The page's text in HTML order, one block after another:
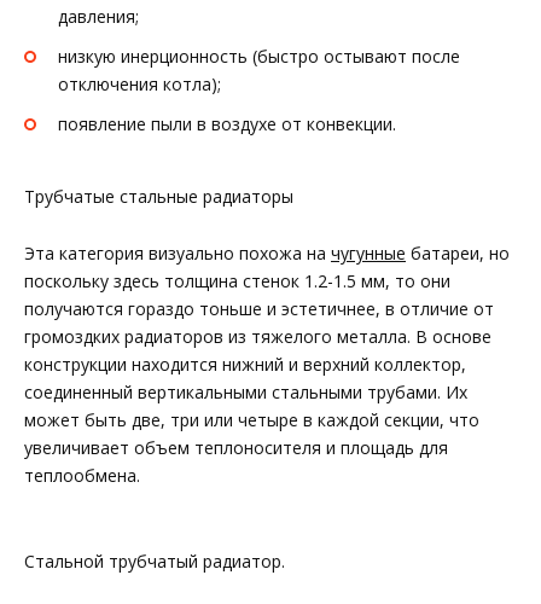
давления;
низкую инерционность (быстро остывают после
отключения котла);
появление пыли в воздухе от конвекции.
Трубчатые стальные радиаторы
Эта категория визуально похожа на чугунные батареи, но
поскольку здесь толщина стенок 1.2-1.5 мм, то они
получаются гораздо тоньше и эстетичнее, в отличие от
громоздких радиаторов из тяжелого металла. В основе
конструкции находится нижний и верхний коллектор,
соединенный вертикальными стальными трубами. Их
может быть две, три или четыре в каждой секции, что
увеличивает объем теплоносителя и площадь для
теплообмена.
Стальной трубчатый радиатор.